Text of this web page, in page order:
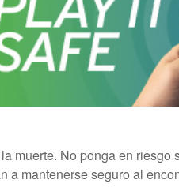
muerte. No ponga en riesgo
mantenerse seguro al